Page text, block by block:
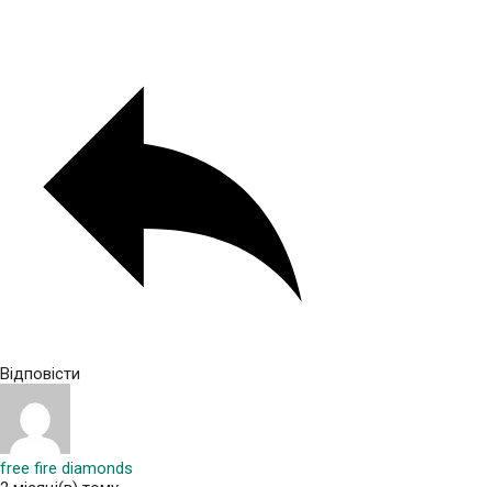
Відповісти
free fire diamonds